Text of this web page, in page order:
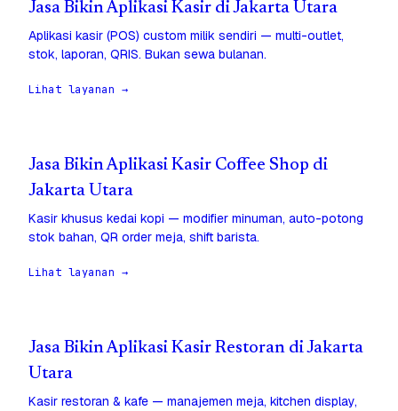
Jasa Bikin Aplikasi Kasir di Jakarta Utara
Aplikasi kasir (POS) custom milik sendiri — multi-outlet,
stok, laporan, QRIS. Bukan sewa bulanan.
Lihat layanan →
Jasa Bikin Aplikasi Kasir Coffee Shop di
Jakarta Utara
Kasir khusus kedai kopi — modifier minuman, auto-potong
stok bahan, QR order meja, shift barista.
Lihat layanan →
Jasa Bikin Aplikasi Kasir Restoran di Jakarta
Utara
Kasir restoran & kafe — manajemen meja, kitchen display,